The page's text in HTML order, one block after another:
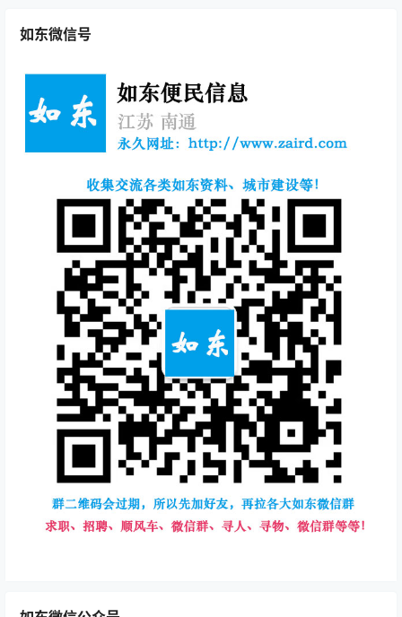
如东微信号